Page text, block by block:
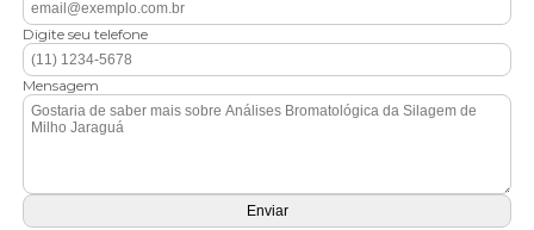
Digite seu telefone
Mensagem